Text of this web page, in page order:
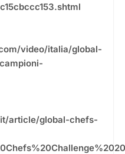
video/italia/global-
article/global-chefs-